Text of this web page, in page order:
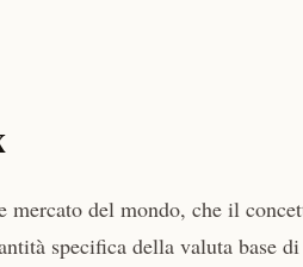
del mondo, che il
specifica della valuta base